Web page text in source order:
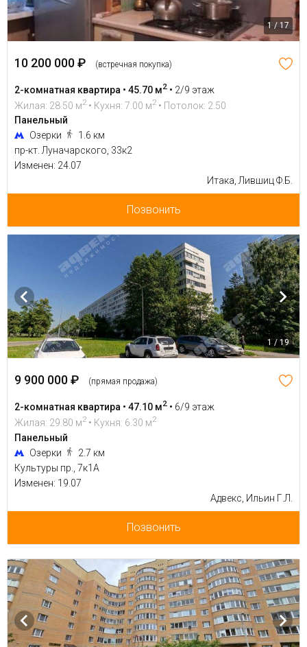
1 / 17
10 200 000 ₽ (встречная покупка)
2-комнатная квартира • 45.70 м2 • 2/9 этаж
Жилая: 28.50 м2 • Кухня: 7.00 м2 • Потолок: 2.50
Панельный
Озерки
1.6 км
пр-кт. Луначарского, 33к2
Изменен: 24.07
Итака, Лившиц Ф.Б.
Позвонить
1 / 19
9 900 000 ₽ (прямая продажа)
2-комнатная квартира • 47.10 м2 • 6/9 этаж
Жилая: 29.80 м2 • Кухня: 6.30 м2
Панельный
Озерки
2.7 км
Культуры пр., 7к1А
Изменен: 19.07
Адвекс, Ильин Г.Л.
Позвонить